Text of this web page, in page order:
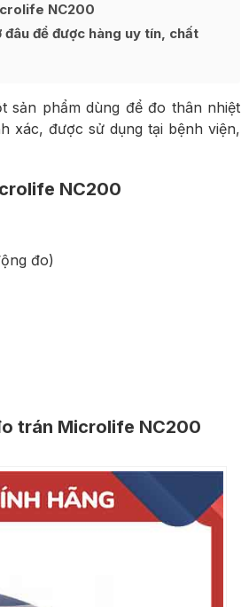
NC200
để được hàng uy tín, chất
sản phẩm dùng để đo thân nhiệt
xác, được sử dụng tại bệnh viện,
NC200
đo)
trán Microlife NC200